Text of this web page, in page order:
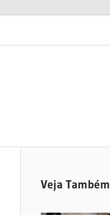
Veja Também